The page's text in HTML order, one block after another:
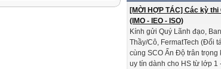
[MỜI HỢP TÁC] Các kỳ
(IMO - IEO - ISO)
Kính gửi Quý Lãnh đạo,
Thầy/Cô, FermatTech (Đối
cùng SCO Ấn Độ trân trọng
uy tín dành cho HS từ lớp 1